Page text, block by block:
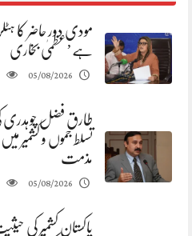
مودی دور حاضر کا
ہے’عظمیٰ بخاری
05/08/2026
طارق فضل چوہدری
تسلط جموں و کشمیر
مذمت
05/08/2026
پاکستان کشمیر کی